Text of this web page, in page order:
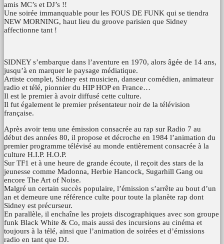
amis MC’s et DJ’s !!
Une soirée immanquable pour les FOUS DE FUNK qui se tiendra
NEW MORNING, haut lieu du groove parisien que Sidney
affectionne tant !
SIDNEY s’embarque dans l’aventure en 1970, alors âgée de 14 ans,
jusqu’à en marquer le paysage médiatique.
Artiste complet, Sidney est musicien, danseur comédien, animateur
radio et télé, pionnier du HIP HOP en France…
Il est le premier à avoir diffusé cette culture.
Il fut également le premier présentateur noir de la télévision
française.
Après avoir tenu une émission consacrée au rap sur Radio 7 au
début des années 80, il propose et décroche en 1984 l’animation du
premier programme télévisé au monde entièrement consacrée à la
culture H.I.P. H.O.P.
Sur TF1 et à une heure de grande écoute, il reçoit des stars de la
jeunesse comme Madonna, Herbie Hancock, Sugarhill Gang ou
encore The Art of Noise.
Malgré un certain succès populaire, l’émission s’arrête au bout d’un
an et demeure une référence culte pour toute la planète rap dont
Sidney est précurseur.
En parallèle, il enchaîne les projets discographiques avec son groupe
funk Black White & Co, mais aussi des incursions au cinéma et
toujours à la télé, ainsi que l’animation de soirées et d’émissions
radio en tant que DJ.